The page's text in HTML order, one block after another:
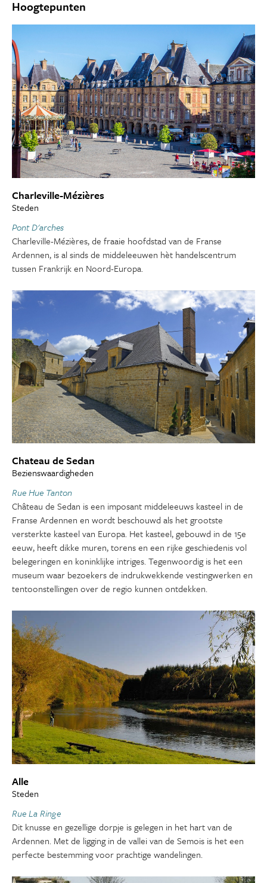
Hoogtepunten
Charleville-Mézières
Steden
Pont D'arches
Charleville-Mézières, de fraaie hoofdstad van de Franse
Ardennen, is al sinds de middeleeuwen hèt handelscentrum
tussen Frankrijk en Noord-Europa.
Chateau de Sedan
Bezienswaardigheden
Rue Hue Tanton
Château de Sedan is een imposant middeleeuws kasteel in de
Franse Ardennen en wordt beschouwd als het grootste
versterkte kasteel van Europa. Het kasteel, gebouwd in de 15e
eeuw, heeft dikke muren, torens en een rijke geschiedenis vol
belegeringen en koninklijke intriges. Tegenwoordig is het een
museum waar bezoekers de indrukwekkende vestingwerken en
tentoonstellingen over de regio kunnen ontdekken.
Alle
Steden
Rue La Ringe
Dit knusse en gezellige dorpje is gelegen in het hart van de
Ardennen. Met de ligging in de vallei van de Semois is het een
perfecte bestemming voor prachtige wandelingen.